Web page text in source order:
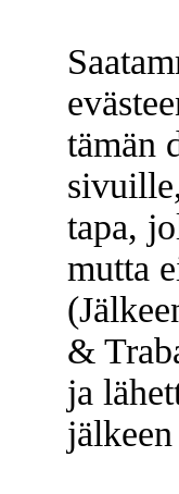
tämän
tapa,
mutta
&
ja